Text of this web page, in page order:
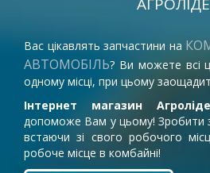
Вас цікавлять запчастини на
АВТОМОБІЛЬ? Ви можете всі
одному місці, при цьому
Інтернет магазин
допоможе Вам у цьому! Зробити
встаючи зі свого робочого
робоче місце в комбайні!